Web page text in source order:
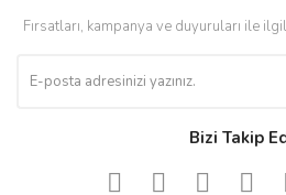
Fırsatları, kampanya ve duyuruları ile
Bizi Takip